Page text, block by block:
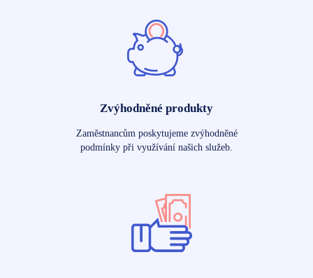
Zvýhodněné produkty
Zaměstnancům poskytujeme zvýhodněné
podmínky při využívání našich služeb.